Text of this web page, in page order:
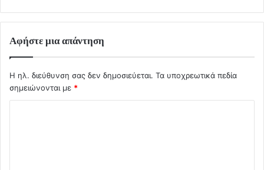
Αφήστε μια απάντηση
Η ηλ. διεύθυνση σας δεν δημοσιεύεται. Τα υποχρεωτικά πεδία
σημειώνονται με *